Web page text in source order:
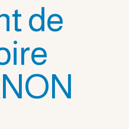
de